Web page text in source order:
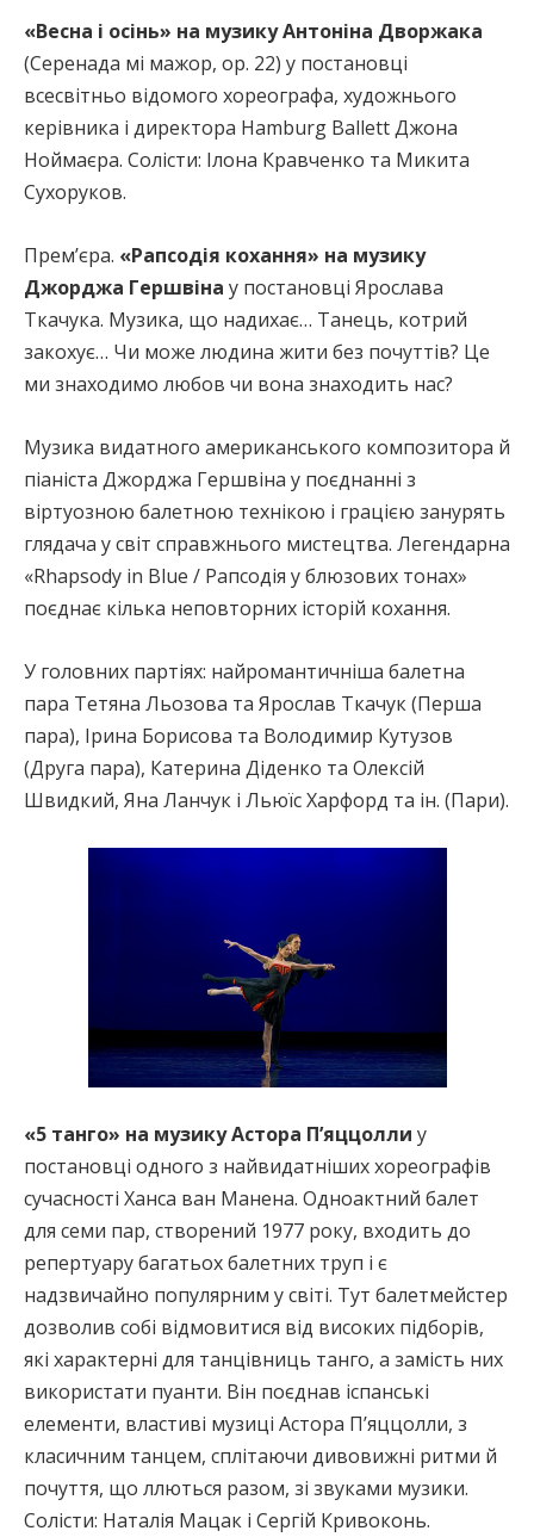
«Весна і осінь» на музику Антоніна Дворжака
(Серенада мі мажор, ор. 22) у постановці
всесвітньо відомого хореографа, художнього
керівника і директора Hamburg Ballett Джона
Ноймаєра. Солісти: Ілона Кравченко та Микита
Сухоруков.
Прем’єра. «Рапсодія кохання» на музику
Джорджа Гершвіна у постановці Ярослава
Ткачука. Музика, що надихає… Танець, котрий
закохує… Чи може людина жити без почуттів? Це
ми знаходимо любов чи вона знаходить нас?
Музика видатного американського композитора й
піаніста Джорджа Гершвіна у поєднанні з
віртуозною балетною технікою і грацією занурять
глядача у світ справжнього мистецтва. Легендарна
«Rhapsody in Blue / Рапсодія у блюзових тонах»
поєднає кілька неповторних історій кохання.
У головних партіях: найромантичніша балетна
пара Тетяна Льозова та Ярослав Ткачук (Перша
пара), Ірина Борисова та Володимир Кутузов
(Друга пара), Катерина Діденко та Олексій
Швидкий, Яна Ланчук і Льюїс Харфорд та ін. (Пари).
«5 танго» на музику Астора П’яццолли у
постановці одного з найвидатніших хореографів
сучасності Ханса ван Манена. Одноактний балет
для семи пар, створений 1977 року, входить до
репертуару багатьох балетних труп і є
надзвичайно популярним у світі. Тут балетмейстер
дозволив собі відмовитися від високих підборів,
які характерні для танцівниць танго, а замість них
використати пуанти. Він поєднав іспанські
елементи, властиві музиці Астора П’яццолли, з
класичним танцем, сплітаючи дивовижні ритми й
почуття, що ллються разом, зі звуками музики.
Солісти: Наталія Мацак і Сергій Кривоконь.